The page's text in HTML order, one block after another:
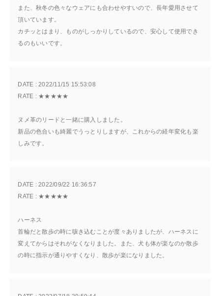
また、秋冬の色々なウェアにも合わせやすいので、長年愛用させて
頂いています。
カチッとはまり、ものがしっかりしているので、安心して使用でき
るのもいいです。
DATE : 2022/11/15 15:53:08
RATE : ★★★★★
ヌメ革のリードと一緒に購入しました。
新品の色合いも綺麗でうっとりしますが、これからの経年変化も楽
しみです。
ハーネス
DATE : 2022/09/22 16:36:57
RATE : ★★★★★
首輪だと散歩の時に咳き込むことが度々ありましたが、ハーネスに
変えてからはそれがなくなりました。また、犬も体が楽なのか散歩
の時に指示が通りやすくなり、散歩が楽になりました。